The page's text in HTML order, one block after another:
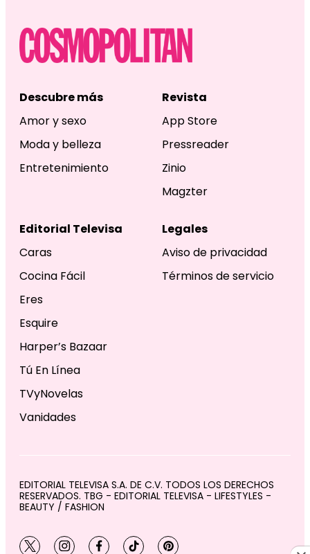
Descubre más
Amor y sexo
Moda y belleza
Entretenimiento
Revista
App Store
Pressreader
Zinio
Magzter
Editorial Televisa
Caras
Cocina Fácil
Eres
Esquire
Harper’s Bazaar
Tú En Línea
TVyNovelas
Vanidades
Legales
Aviso de privacidad
Términos de servicio
EDITORIAL TELEVISA S.A. DE C.V. TODOS LOS DERECHOS
RESERVADOS. TBG - EDITORIAL TELEVISA - LIFESTYLES -
BEAUTY / FASHION